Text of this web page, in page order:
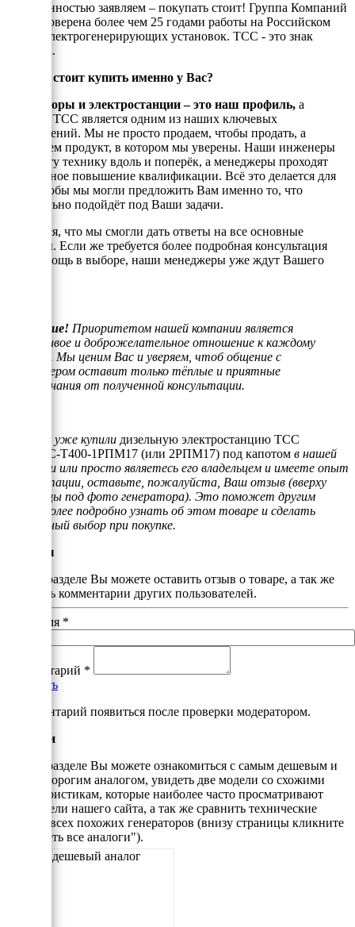
С уверенностью заявляем – покупать стоит! Группа Компаний
ТСС проверена более чем 25 годами работы на Российском
рынке электрогенерирующих установок. ТСС - это знак
качества.
Почему стоит купить именно у Вас?
Генераторы и электростанции – это наш профиль, а
техника ТСС является одним из наших ключевых
направлений. Мы не просто продаем, чтобы продать, а
реализуем продукт, в котором мы уверены. Наши инженеры
знают эту технику вдоль и поперёк, а менеджеры проходят
постоянное повышение квалификации. Всё это делается для
того, чтобы мы могли предложить Вам именно то, что
оптимально подойдёт под Ваши задачи.
Надеемся, что мы смогли дать ответы на все основные
вопросы. Если же требуется более подробная консультация
или помощь в выборе, наши менеджеры уже ждут Вашего
Внимание! Приоритетом нашей компании является
отзывчивое и доброжелательное отношение к каждому
клиенту. Мы ценим Вас и уверяем, чтоб общение с
менеджером оставит только тёплые и приятные
воспоминания от полученной консультации.
Если Вы уже купили дизельную электростанцию ТСС
АД-160С-Т400-1РПМ17 (или 2РПМ17) под капотом в нашей
компании или просто являетесь его владельцем и имеете опыт
эксплуатации, оставьте, пожалуйста, Ваш отзыв (вверху
страницы под фото генератора). Это поможет другим
людям более подробно узнать об этом товаре и сделать
правильный выбор при покупке.
Отзывы
В этом разделе Вы можете оставить отзыв о товаре, а так же
почитать комментарии других пользователей.
Ваше имя *
Комментарий *
Добавить
*Комментарий появиться после проверки модератором.
Аналоги
В этом разделе Вы можете ознакомиться с самым дешевым и
самым дорогим аналогом, увидеть две модели со схожими
характеристикам, которые наиболее часто просматривают
посетители нашего сайта, а так же сравнить технические
данные всех похожих генераторов (внизу страницы кликните
"Смотреть все аналоги").
Самый дешевый аналог